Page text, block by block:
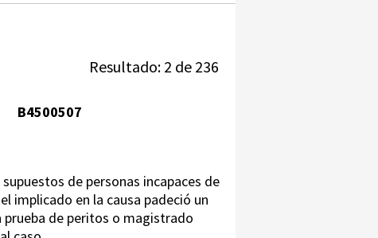
Resultado: 2 de 236
B4500507
de personas incapaces de
implicado en la causa padeció un
prueba de peritos o magistrado